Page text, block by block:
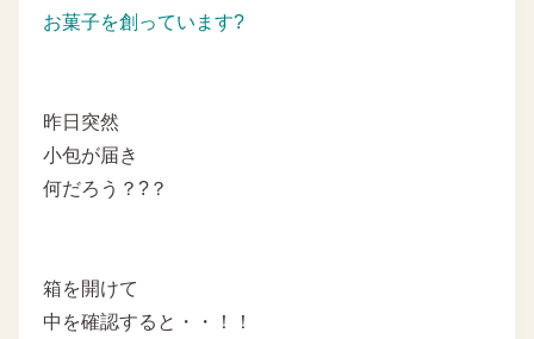
お菓子を創っています?
昨日突然
小包が届き
何だろう？?？
箱を開けて
中を確認すると・・！！